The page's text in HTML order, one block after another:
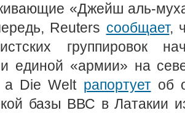
«Джейш аль-
Reuters сообщает,
группировок
единой «армии» на
а Die Welt рапортуетоб
базы ВВС в Латакии